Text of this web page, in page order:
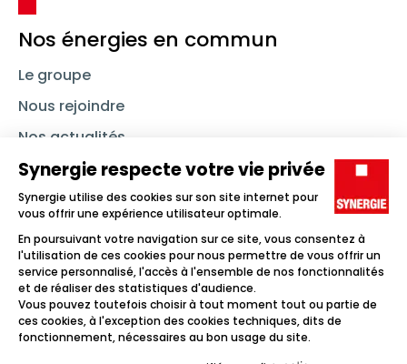
Nos énergies en commun
Le groupe
Nous rejoindre
Nos actualités
Nous contacter
Linkedin SynergieInstagramTikTok Youtube
Trouver un emploi
Icône d'illustration
Candidats
Icône d'illustration